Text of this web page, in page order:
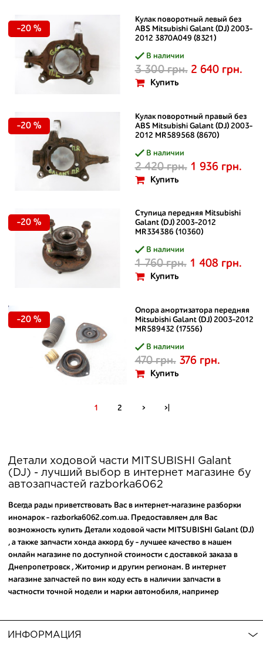
Кулак поворотный левый без
ABS Mitsubishi Galant (DJ) 2003-
2012 3870A049 (8321)
В наличии
3 300 грн. 2 640 грн.
Купить
-20 %
Кулак поворотный правый без
ABS Mitsubishi Galant (DJ) 2003-
2012 MR589568 (8670)
В наличии
2 420 грн. 1 936 грн.
Купить
-20 %
Ступица передняя Mitsubishi
Galant (DJ) 2003-2012
MR334386 (10360)
В наличии
1 760 грн. 1 408 грн.
Купить
-20 %
Опора амортизатора передняя
Mitsubishi Galant (DJ) 2003-2012
MR589432 (17556)
В наличии
470 грн. 376 грн.
Купить
-20 %
1 2 > >|
Детали ходовой части MITSUBISHI Galant
(DJ) - лучший выбор в интернет магазине бу
автозапчастей razborka6062
Всегда рады приветствовать Вас в интернет-магазине разборки
иномарок - razborka6062.com.ua. Предоставляем для Вас
возможность купить Детали ходовой части MITSUBISHI Galant (DJ)
, а также запчасти хонда аккорд бу - лучшее качество в нашем
онлайн магазине по доступной стоимости с доставкой заказа в
Днепропетровск , Житомир и другим регионам. В интернет
магазине запчастей по вин коду есть в наличии запчасти в
частности точной модели и марки автомобиля, например
запчасти для nissan almera
всего пару кликов на сайте. Обратите внимание - среди товаров Вы
ИНФОРМАЦИЯ